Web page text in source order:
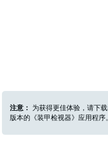
注意： 为获得更佳体验，请下
版本的《装甲检视器》应用程序。